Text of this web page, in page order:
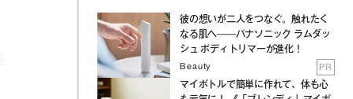
彼の想いが二人をつなぐ。触れたく
なる肌へ──パナソニック ラムダッ
シュ ボディトリマーが進化！
Beauty PR
マイボトルで簡単に作れて、体も心